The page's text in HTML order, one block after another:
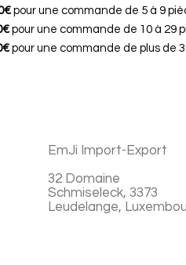
pour une commande de 5 à 9
pour une commande de 10 à 29
pour une commande de plus de
EmJi Import-Export
32 Domaine
Schmiseleck, 3373
Leudelange,